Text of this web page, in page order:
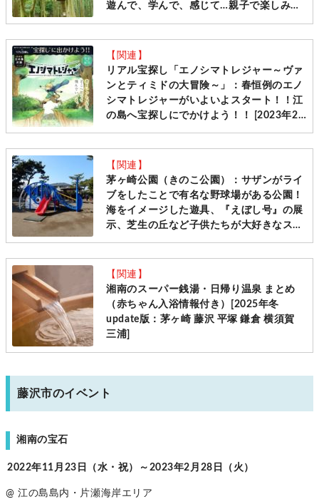
遊んで、学んで、感じて…親子で楽しみた
【関連】
リアル宝探し「エノシマトレジャー～ヴァ
ンとティミドの大冒険～」：春恒例のエノ
シマトレジャーがいよいよスタート！！江
の島へ宝探しにでかけよう！！ [2023年2
【関連】
茅ヶ崎公園（きのこ公園）：サザンがライ
ブをしたことで有名な野球場がある公園！
海をイメージした遊具、『えぼし号』の展
示、芝生の丘など子供たちが大好きなスポ
【関連】
湘南のスーパー銭湯・日帰り温泉 まとめ
（赤ちゃん入浴情報付き）[2025年冬
update版：茅ヶ崎 藤沢 平塚 鎌倉 横須賀
三浦]
藤沢市のイベント
湘南の宝石
2022年11月23日（水・祝）～2023年2月28日（火）
@ 江の島島内・片瀬海岸エリア